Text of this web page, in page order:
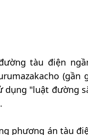
tàu điện
(gần
dụng "luật đường
phương án tàu